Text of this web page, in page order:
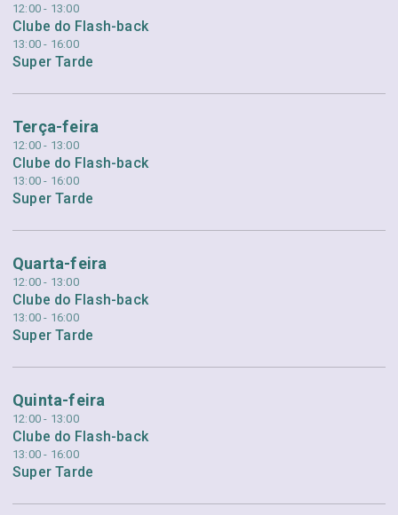
12:00 - 13:00
Clube do Flash-back
13:00 - 16:00
Super Tarde
Terça-feira
12:00 - 13:00
Clube do Flash-back
13:00 - 16:00
Super Tarde
Quarta-feira
12:00 - 13:00
Clube do Flash-back
13:00 - 16:00
Super Tarde
Quinta-feira
12:00 - 13:00
Clube do Flash-back
13:00 - 16:00
Super Tarde